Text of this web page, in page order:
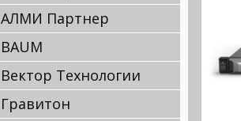
АЛМИ Партнер
BAUM
Вектор Технологии
Гравитон